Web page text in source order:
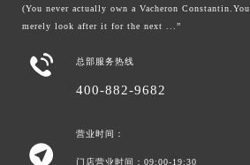
(You never actually own a Vacheron Constantin.You
merely look after it for the next ...”
 总部服务热线
400-882-9682

营业时间：
门店营业时间：09:00-19:30